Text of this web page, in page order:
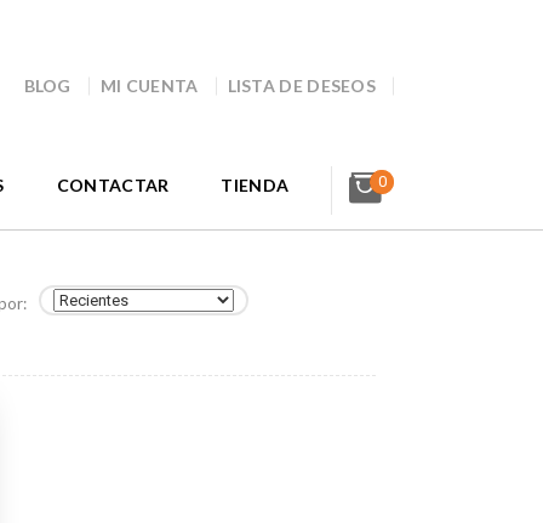
BLOG MI CUENTA LISTA DE DESEOS
CONTACTAR TIENDA 0